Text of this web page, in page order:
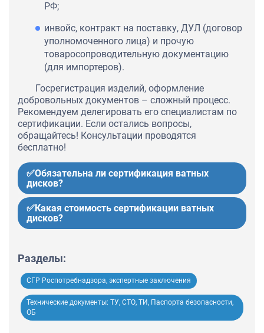
РФ;
инвойс, контракт на поставку, ДУЛ (договор
уполномоченного лица) и прочую
товаросопроводительную документацию
(для импортеров).
Госрегистрация изделий, оформление
добровольных документов – сложный процесс.
Рекомендуем делегировать его специалистам по
сертификации. Если остались вопросы,
обращайтесь! Консультации проводятся
бесплатно!
✅Обязательна ли сертификация ватных
дисков?
✅Какая стоимость сертификации ватных
дисков?
Разделы:
СГР Роспотребнадзора, экспертные заключения
Технические документы: ТУ, СТО, ТИ, Паспорта безопасности,
ОБ